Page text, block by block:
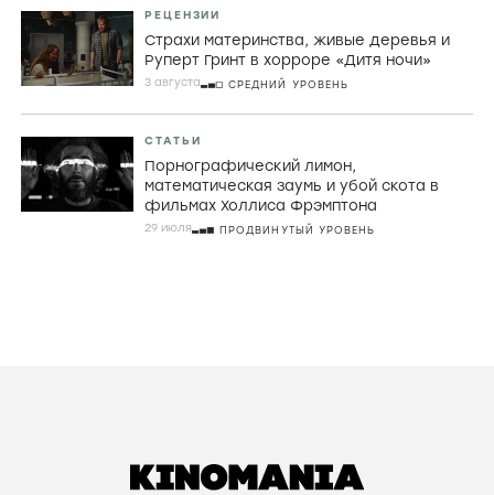
РЕЦЕНЗИИ
Страхи материнства, живые деревья и
Руперт Гринт в хорроре «Дитя ночи»
3 августа СРЕДНИЙ УРОВЕНЬ
СТАТЬИ
Порнографический лимон,
математическая заумь и убой скота в
фильмах Холлиса Фрэмптона
29 июля ПРОДВИНУТЫЙ УРОВЕНЬ